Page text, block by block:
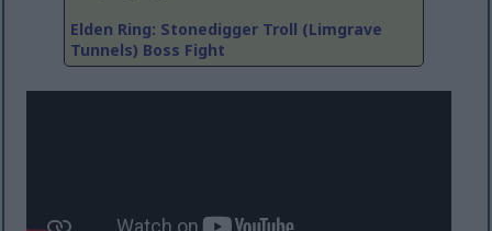
Elden Ring: Stonedigger Troll (Limgrave
Tunnels) Boss Fight